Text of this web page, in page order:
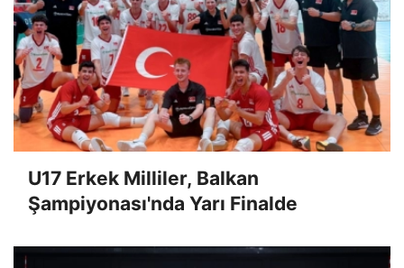
U17 Erkek Milliler, Balkan
Şampiyonası'nda Yarı Finalde